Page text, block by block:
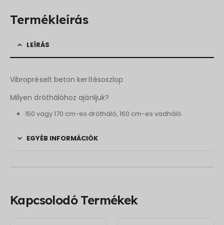
Termékleírás
LEÍRÁS
Vibropréselt beton kerítésoszlop
Milyen dróthálóhoz ajánljuk?
150 vagy 170 cm-es drótháló, 160 cm-es vadháló
EGYÉB INFORMÁCIÓK
Kapcsolodó Termékek